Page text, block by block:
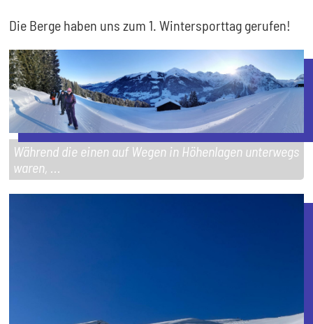
Die Berge haben uns zum 1. Wintersporttag gerufen!
Während die einen auf Wegen in Höhenlagen unterwegs
waren, ...